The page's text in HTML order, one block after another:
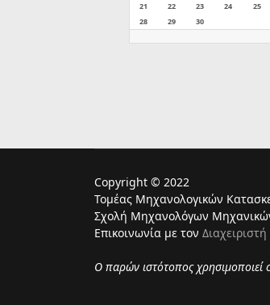
21
22 23 24 25
28
29 30
Copyright © 2022
Τομέας Μηχανολογικών
Σχολή Μηχανολόγων
Επικοινωνία με τον Διαχειριστή
Ο παρών ιστότοπος χρησιμoποιεί